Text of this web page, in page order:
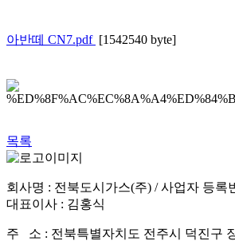
아반떼 CN7.pdf [1542540 byte]
목록
회사명 : 전북도시가스(주) / 사업자 등록
대표이사 : 김홍식
주 소 : 전북특별자치도 전주시 덕진구